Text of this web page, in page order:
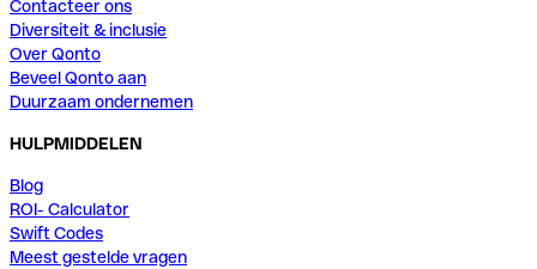
Contacteer ons
Diversiteit & inclusie
Over Qonto
Beveel Qonto aan
Duurzaam ondernemen
HULPMIDDELEN
Blog
ROI- Calculator
Swift Codes
Meest gestelde vragen